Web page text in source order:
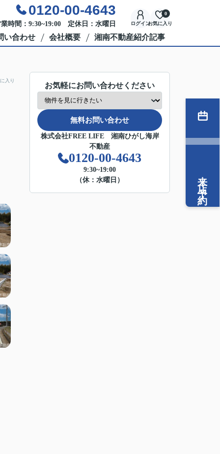
0120-00-4643
時間：9:30~19:00 定休日：水曜日 ログインお気に入り
0
い合わせ 会社概要 湘南不動産紹介記事
入り
お気軽にお問い合わせください
無料お問い合わせ
株式会社FREE LIFE 湘南ひがし海岸
不動産
0120-00-4643
9:30~19:00
（休：水曜日）
来店予約